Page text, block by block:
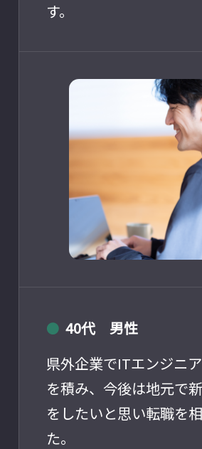
す。
● 40代 男性
県外企業でITエンジニ
を積み、今後は地元で
をしたいと思い転職を
た。